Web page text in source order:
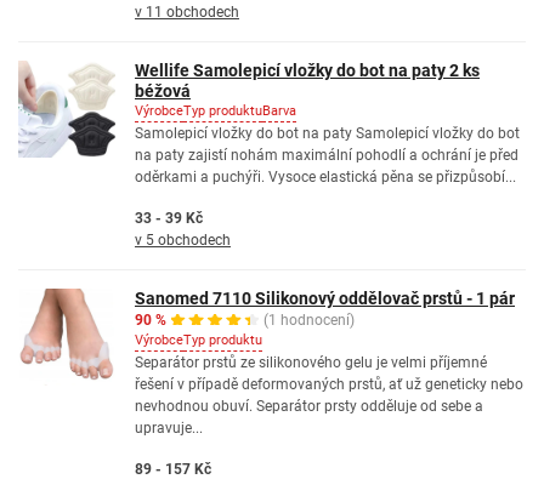
v 11 obchodech
Wellife Samolepicí vložky do bot na paty 2 ks
béžová
VýrobceTyp produktuBarva
Samolepicí vložky do bot na paty Samolepicí vložky do bot
na paty zajistí nohám maximální pohodlí a ochrání je před
oděrkami a puchýři. Vysoce elastická pěna se přizpůsobí...
33 - 39 Kč
v 5 obchodech
Sanomed 7110 Silikonový oddělovač prstů - 1 pár
90 % (1 hodnocení)
VýrobceTyp produktu
Separátor prstů ze silikonového gelu je velmi příjemné
řešení v případě deformovaných prstů, ať už geneticky nebo
nevhodnou obuví. Separátor prsty odděluje od sebe a
upravuje...
89 - 157 Kč